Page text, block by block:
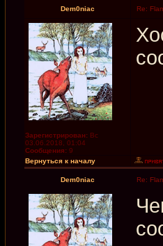
Dem0niac Re:
Зарегистрирован: Вс
03.06.2018, 01:04
Сообщения: 9
Вернуться к началу
Dem0niac Re: